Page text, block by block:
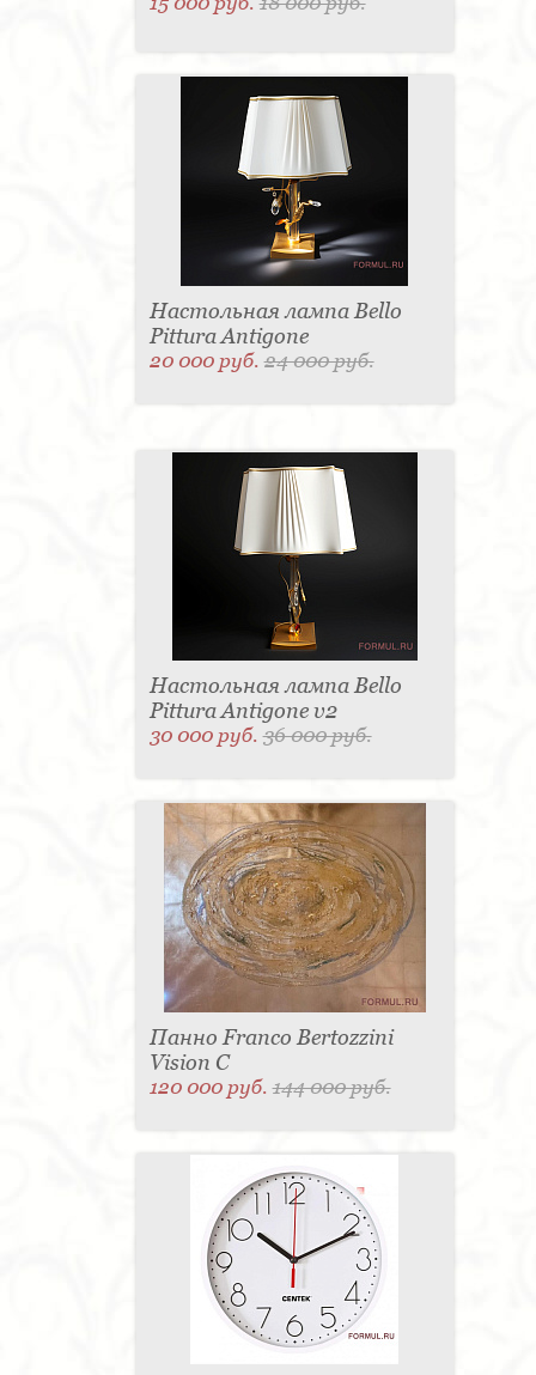
Настольная лампа Bello
Pittura Antigone
20 000 руб.24 000 руб.
Настольная лампа Bello
Pittura Antigone v2
30 000 руб.36 000 руб.
Панно Franco Bertozzini
Vision С
120 000 руб.144 000 руб.